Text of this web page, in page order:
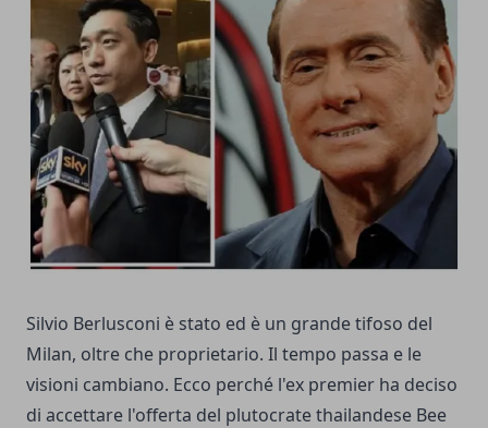
Silvio Berlusconi è stato ed è un grande tifoso del
Milan, oltre che proprietario. Il tempo passa e le
visioni cambiano. Ecco perché l'ex premier ha deciso
di accettare l'offerta del plutocrate thailandese Bee